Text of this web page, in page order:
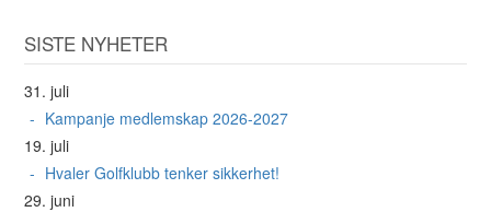
SISTE NYHETER
31. juli
Kampanje medlemskap 2026-2027
19. juli
Hvaler Golfklubb tenker sikkerhet!
29. juni